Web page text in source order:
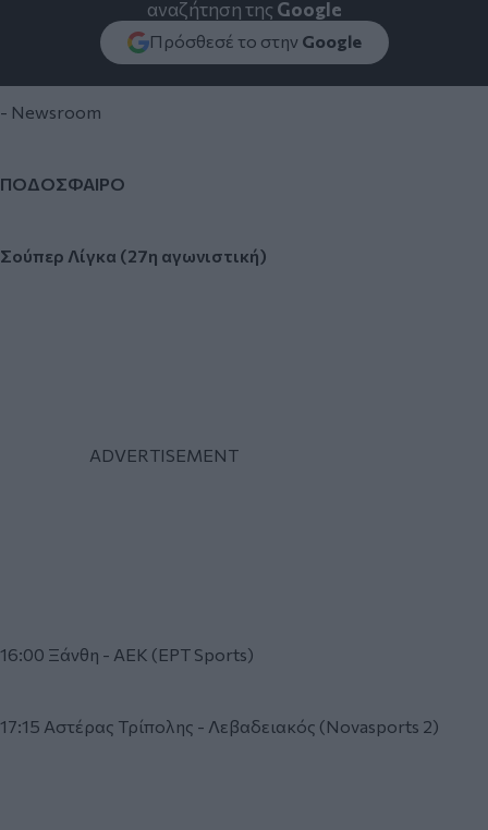
αναζήτηση της Google
Πρόσθεσέ το στην Google
- Newsroom
ΠΟΔΟΣΦΑΙΡΟ
Σούπερ Λίγκα (27η αγωνιστική)
16:00 Ξάνθη - ΑΕΚ (ΕΡΤ Sports)
17:15 Αστέρας Τρίπολης - Λεβαδειακός (Novasports 2)